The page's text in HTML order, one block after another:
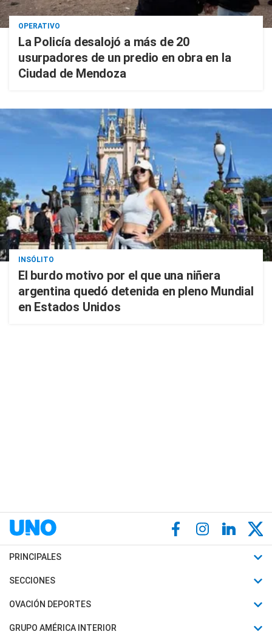
OPERATIVO
La Policía desalojó a más de 20
usurpadores de un predio en obra en la
Ciudad de Mendoza
INSÓLITO
El burdo motivo por el que una niñera
argentina quedó detenida en pleno Mundial
en Estados Unidos
PRINCIPALES
Últimas Noticias
Política
SECCIONES
Horóscopo
Motores
OVACIÓN DEPORTES
Fútbol
GRUPO AMÉRICA INTERIOR